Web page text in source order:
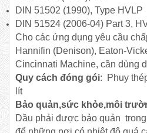
DIN 51502 (1990), Type HVLP
DIN 51524 (2006-04) Part 3,
Cho các ứng dụng yêu cầu
Hannifin (Denison), Eaton-
Cincinnati Machine, cần dùng
Quy cách đóng gói: Phuy
lít
Bảo quản,sức khỏe,môi
Dầu phải được bảo quản